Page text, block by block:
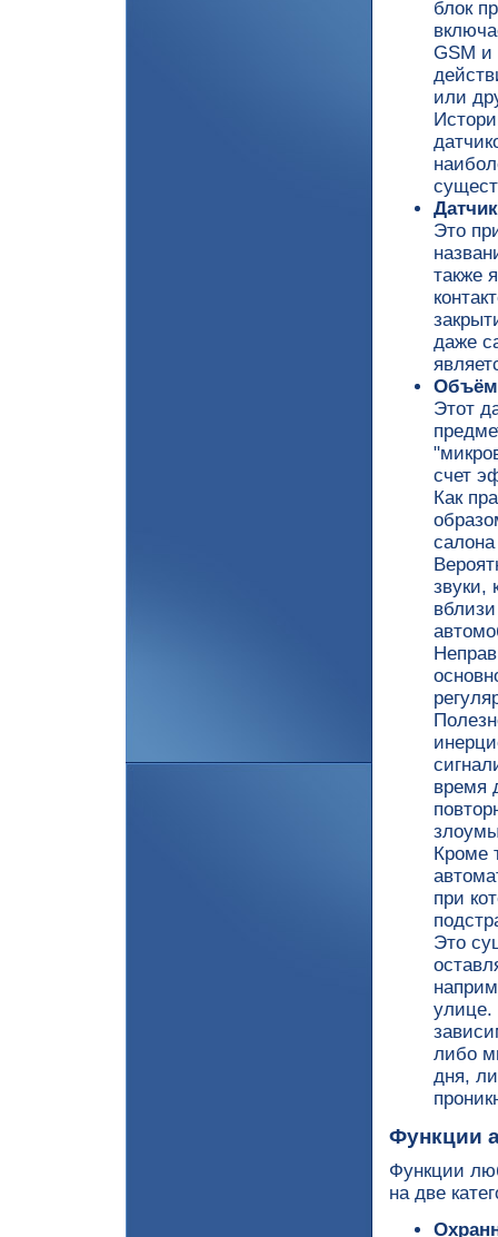
блок
GSM и
или
Это
также
даже
Этот
счет
Как
звуки,
время
Кроме
при
Это
улице.
либо
дня,
Функции
Функции
на две